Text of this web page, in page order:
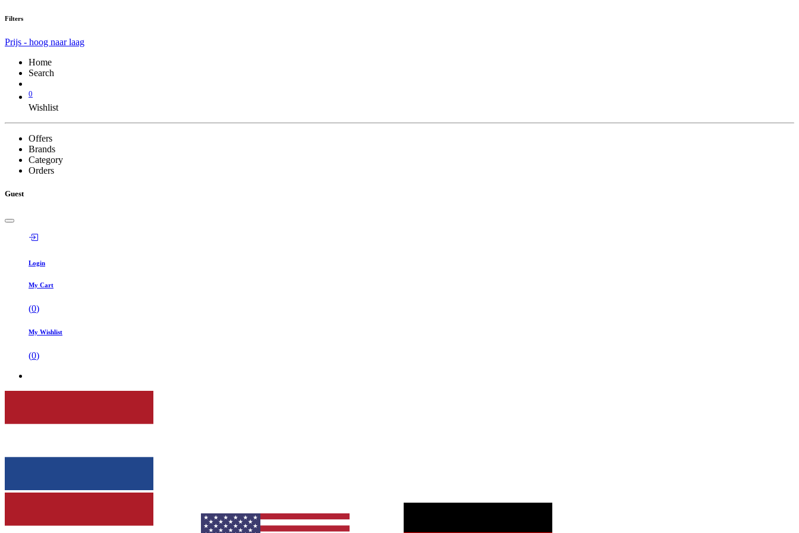
Filters
Prijs - hoog naar laag
Home
Search
0
Wishlist
Offers
Brands
Category
Orders
Guest
Login
My Cart
(0)
My Wishlist
(0)